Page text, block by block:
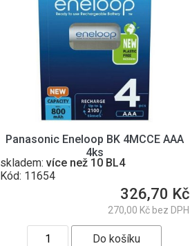
Panasonic Eneloop BK 4MCCE AAA
4ks
skladem: více než 10 BL4
Kód: 11654
326,70 Kč
270,00 Kč bez DPH